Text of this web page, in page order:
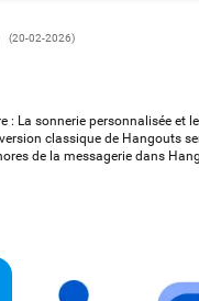
(20-02-2026)
: La sonnerie personnalisée
classique de Hangouts
de la messagerie dans